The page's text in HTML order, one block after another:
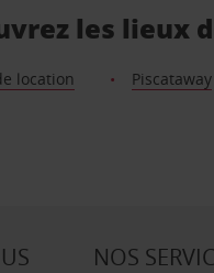
les lieux
location
Piscataway
NOS